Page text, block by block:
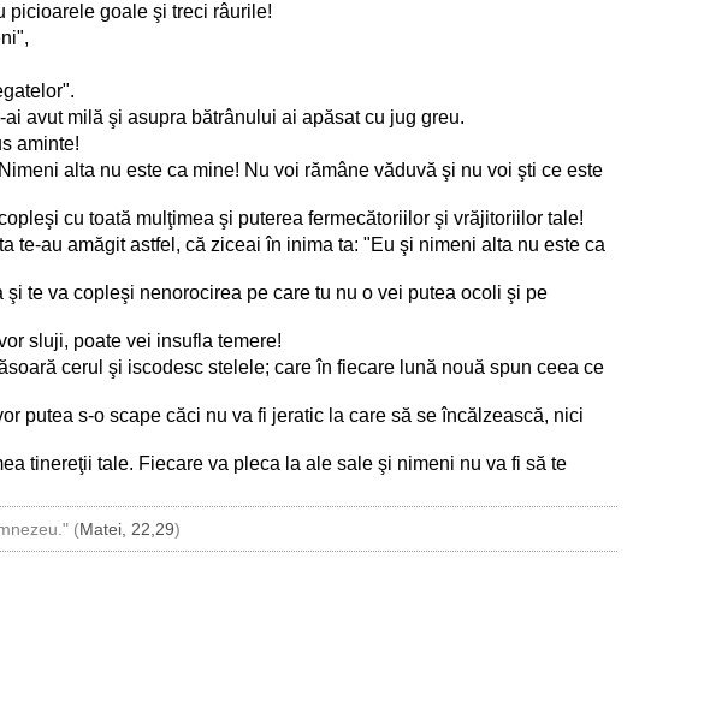
picioarele goale şi treci râurile!
avut milă şi asupra bătrânului ai apăsat cu jug greu.
aminte!
alta nu este ca mine! Nu voi rămâne văduvă şi nu voi şti ce este
cu toată mulţimea şi puterea fermecătoriilor şi vrăjitoriilor tale!
au amăgit astfel, că ziceai în inima ta: "Eu şi nimeni alta nu este ca
te va copleşi nenorocirea pe care tu nu o vei putea ocoli şi pe
sluji, poate vei insufla temere!
cerul şi iscodesc stelele; care în fiecare lună nouă spun ceea ce
putea s-o scape căci nu va fi jeratic la care să se încălzească, nici
tinereţii tale. Fiecare va pleca la ale sale şi nimeni nu va fi să te
(Matei, 22,29)